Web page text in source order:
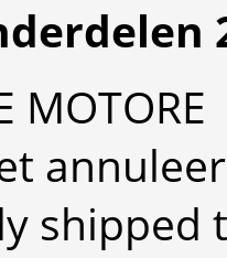
MOTORE
shipped